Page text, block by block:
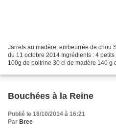
Jarrets au madère, embeurrée de chou
du 11 octobre 2014 Ingrédients : 4
100g de poitrine 30 cl de madère 140 g
Bouchées à la Reine
Publié le 18/10/2014 à 16:21
Par Bree